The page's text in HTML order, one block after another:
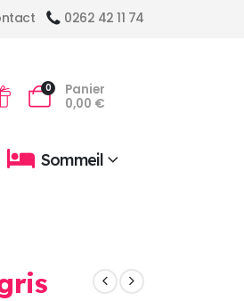
0262 42 11 74
0
Panier
0,00 €
Sommeil